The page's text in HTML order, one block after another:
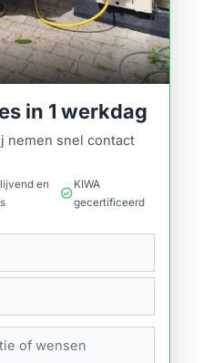
in 1 werkdag
nemen snel contact
en
check_circle
KIWA
gecertificeerd